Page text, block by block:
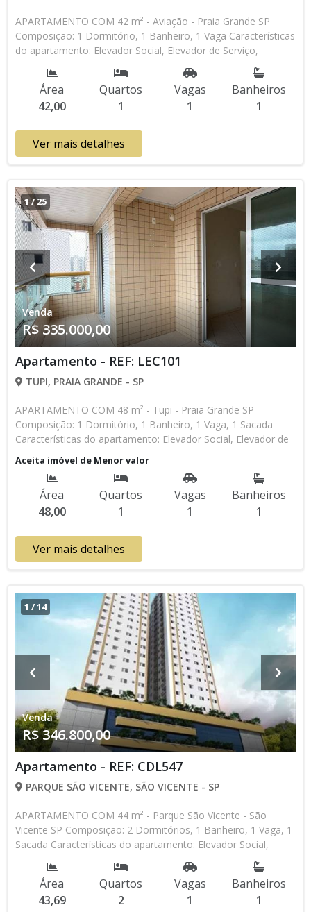
APARTAMENTO COM 42 m² - Aviação - Praia Grande SP
Composição: 1 Dormitório, 1 Banheiro, 1 Vaga Características
do apartamento: Elevador Social, Elevador de Serviço,
Portaria 24h, Predio Frente Mar Aceita Financiamento
Bancário * Os valores e disponibilidade podem ser alterados
sem prévio aviso. Favor verificar entrando em contato com
nossa equipe
Área
42,00
Quartos
1
Vagas
1
Banheiros
1
Ver mais detalhes
1/25
Venda
R$ 335.000,00
Apartamento - REF: LEC101
TUPI, PRAIA GRANDE - SP
APARTAMENTO COM 48 m² - Tupi - Praia Grande SP
Composição: 1 Dormitório, 1 Banheiro, 1 Vaga, 1 Sacada
Características do apartamento: Elevador Social, Elevador de
Serviço, Acessibilidade, Portão Automático, Gás Encanado,
Salão de Jogos, Salão de Festas Aceita Financiamento
Bancário * Os valores e disponibilidade podem ser alterados
sem prévio aviso. Favor verificar entrando em contato com
nossa equipe
Aceita imóvel de Menor valor
Área
48,00
Quartos
1
Vagas
1
Banheiros
1
Ver mais detalhes
1 /14
Venda
R$ 346.800,00
Apartamento - REF: CDL547
PARQUE SÃO VICENTE, SÃO VICENTE - SP
APARTAMENTO COM 44 m² - Parque São Vicente - São
Vicente SP Composição: 2 Dormitórios, 1 Banheiro, 1 Vaga, 1
Sacada Características do apartamento: Elevador Social,
Elevador de Serviço, Portão Automático, Interfone
Lançamento, Em Obras * Os valores e disponibilidade podem
ser alterados sem prévio aviso. Favor verificar entrando em
contato com nossa equipe
Área
43,69
Quartos
2
Vagas
1
Banheiros
1